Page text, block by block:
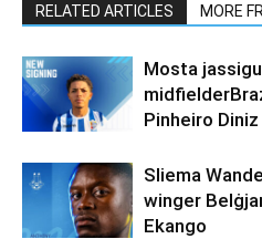
RELATED ARTICLES MORE
Mosta
Pinheiro Diniz
Sliema
winger
Ekango